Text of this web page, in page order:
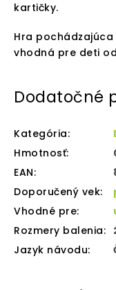
kartičky.
Hra
vhodná pre deti
Dodatočné
Kategória:
Hmotnosť:
EAN:
Doporučený vek:
Vhodné pre:
Rozmery balenia:
Jazyk návodu: